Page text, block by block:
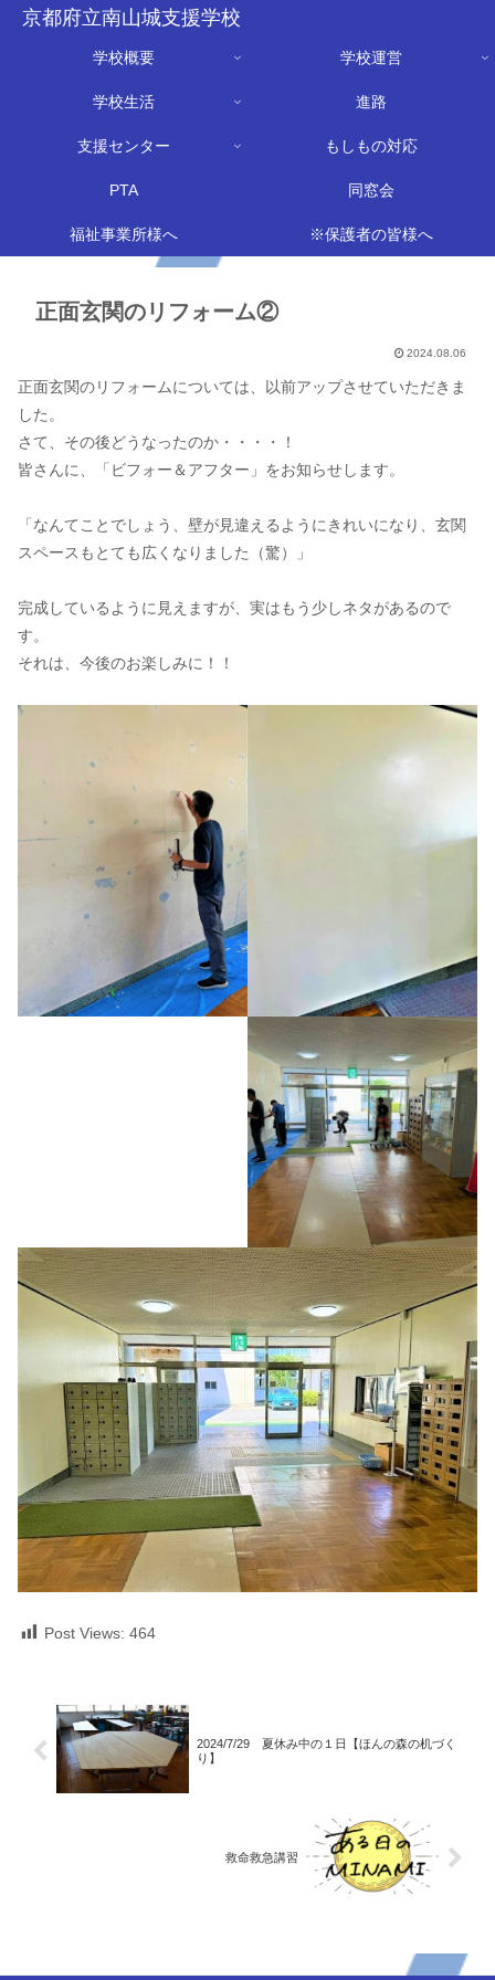
京都府立南山城支援学校
学校概要 学校運営
学校生活 進路
支援センター もしもの対応
PTA 同窓会
福祉事業所様へ ※保護者の皆様へ
正面玄関のリフォーム②
2024.08.06
正面玄関のリフォームについては、以前アップさせていただきま
した。
さて、その後どうなったのか・・・・！
皆さんに、「ビフォー＆アフター」をお知らせします。
「なんてことでしょう、壁が見違えるようにきれいになり、玄関
スペースもとても広くなりました（驚）」
完成しているように見えますが、実はもう少しネタがあるので
す。
それは、今後のお楽しみに！！
Post Views: 464
2024/7/29 夏休み中の１日【ほんの森の机づく
り】
救命救急講習